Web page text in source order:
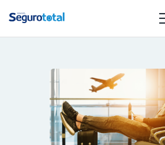
NOTÍCIAS
REVISTA
ESPECIAIS
GAIVOTA DE